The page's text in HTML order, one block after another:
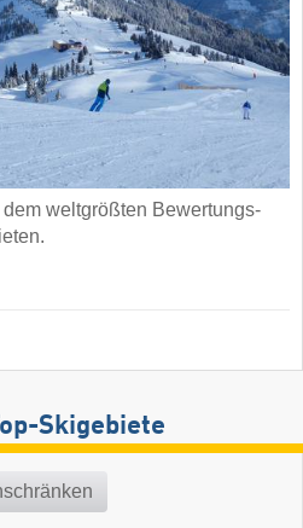
weltgrößten Bewertungs-
Skigebiete